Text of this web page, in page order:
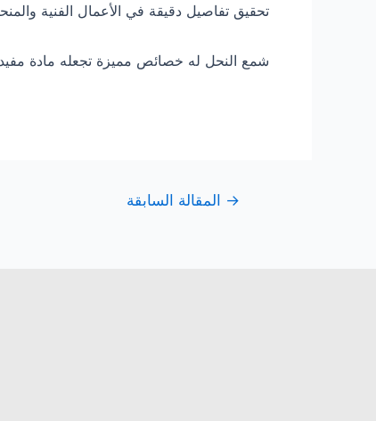
تحقيق تفاصيل دقيقة في الأعمال الفنية
شمع النحل له خصائص مميزة تجعله مادة
→ المقالة السابقة